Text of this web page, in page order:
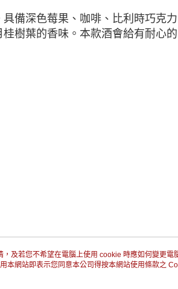
備深⾊莓果、咖啡、比利時巧克
樹葉的香味。本款酒會給有耐心
客服資訊
及若您不希望在電腦上使用 cookie 時應如何變更電
本網站即表示您同意本公司得按本網站使用條款之